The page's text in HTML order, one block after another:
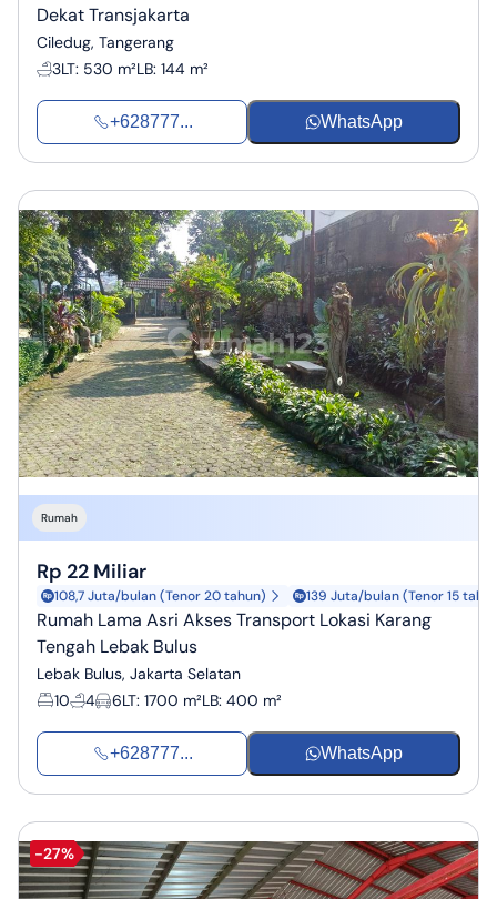
Dekat Transjakarta
Ciledug, Tangerang
3LT: 530 m²LB: 144 m²
+628777... WhatsApp
Rumah
Rp 22 Miliar
108,7 Juta/bulan (Tenor 20 tahun) 139 Juta/bulan (Tenor 15
Rumah Lama Asri Akses Transport Lokasi Karang
Tengah Lebak Bulus
Lebak Bulus, Jakarta Selatan
10
4 6LT: 1700 m²LB: 400 m²
+628777... WhatsApp
-27%